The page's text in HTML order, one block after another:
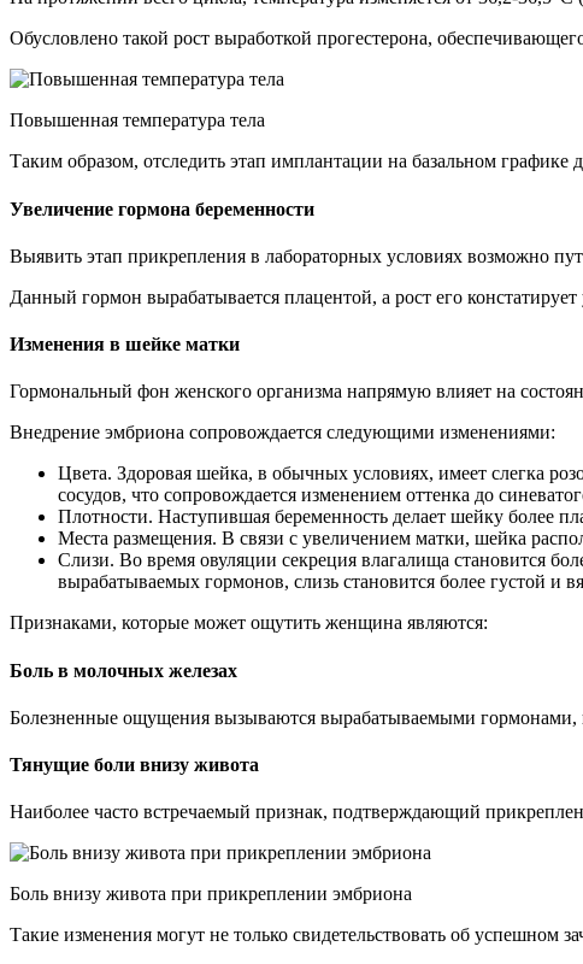
Обусловлено такой рост выработкой прогестерона,
Повышенная температура тела
Таким образом, отследить этап имплантации на базальном
Увеличение гормона беременности
Выявить этап прикрепления в лабораторных условиях возможно
Данный гормон вырабатывается плацентой, а рост его
Изменения в шейке матки
Гормональный фон женского организма напрямую влияет на
Внедрение эмбриона сопровождается следующими изменениями:
Цвета. Здоровая шейка, в обычных условиях, имеет слегка
сосудов, что сопровождается изменением оттенка до
Плотности. Наступившая беременность делает шейку более
Места размещения. В связи с увеличением матки, шейка
Слизи. Во время овуляции секреция влагалища становится
вырабатываемых гормонов, слизь становится более густой и
Признаками, которые может ощутить женщина являются:
Боль в молочных железах
Болезненные ощущения вызываются вырабатываемыми гормонами,
Тянущие боли внизу живота
Наиболее часто встречаемый признак, подтверждающий
Боль внизу живота при прикреплении эмбриона
Такие изменения могут не только свидетельствовать об успешном